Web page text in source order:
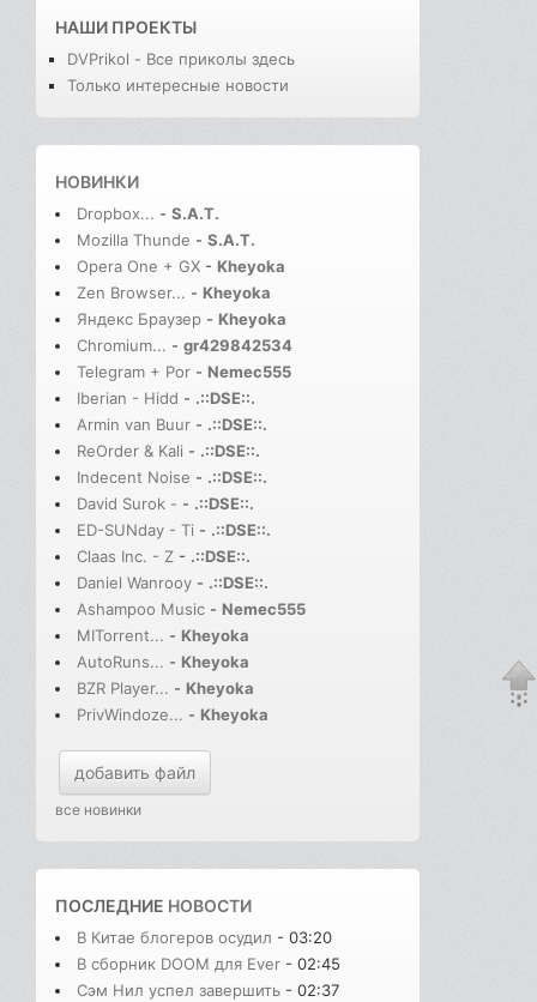
НАШИ ПРОЕКТЫ
DVPrikol - Все приколы здесь
Только интересные новости
НОВИНКИ
Dropbox... - S.A.T.
Mozilla Thunde - S.A.T.
Opera One + GX - Kheyoka
Zen Browser... - Kheyoka
Яндекс Браузер - Kheyoka
Chromium... - gr429842534
Telegram + Por - Nemec555
Iberian - Hidd - .::DSE::.
Armin van Buur - .::DSE::.
ReOrder & Kali - .::DSE::.
Indecent Noise - .::DSE::.
David Surok - - .::DSE::.
ED-SUNday - Ti - .::DSE::.
Claas Inc. - Z - .::DSE::.
Daniel Wanrooy - .::DSE::.
Ashampoo Music - Nemec555
MITorrent... - Kheyoka
AutoRuns... - Kheyoka
BZR Player... - Kheyoka
PrivWindoze... - Kheyoka
добавить файл
все новинки
ПОСЛЕДНИЕ НОВОСТИ
В Китае блогеров осудил - 03:20
В сборник DOOM для Ever - 02:45
Сэм Нил успел завершить - 02:37